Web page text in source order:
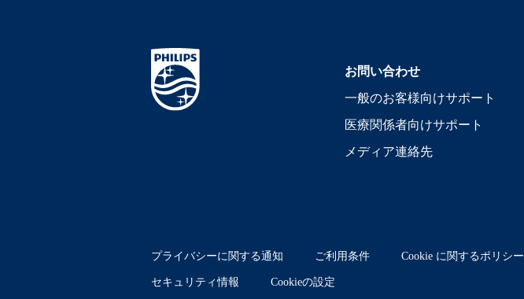
お問い合わせ
一般のお客様向けサポート
医療関係者向けサポート
メディア連絡先
プライバシーに関する通知 ご利用条件 Cookie に関するポリシー
セキュリティ情報 Cookieの設定